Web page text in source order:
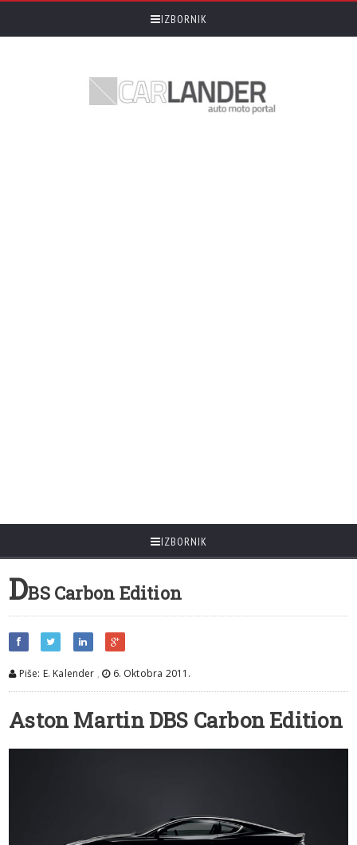
IZBORNIK
IZBORNIK
DBS Carbon Edition
Piše: E. Kalender , 6. Oktobra 2011.
Aston Martin DBS Carbon Edition